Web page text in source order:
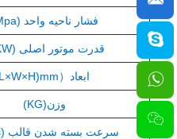
فشار ناحیه واحد (Mpa)
قدرت موتور اصلی (KW）
ابعاد（L×W×H)mm
وزن(KG)
سرعت بسته شدن قالب (mm/s)